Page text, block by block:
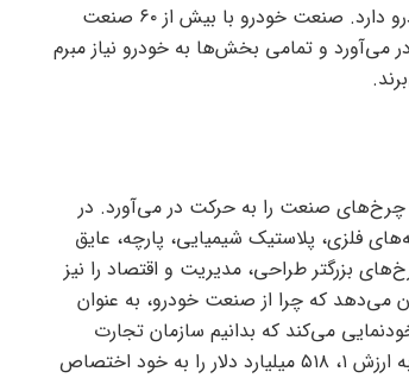
باید بپذیریم که چرخ‌های اقتصاد جهانی وابستگی جدی به صنعت خودرو دارد. صنعت خودرو با بیش از ٦٠ صنعت
می‌آورد و تمامی بخش‌ها به خودرو نیاز مبرم
چرخ‌های صنعت را به حرکت در می‌آورد. در
فلزی، پلاستیک شیمیایی، پارچه، عایق
بزرگتر طراحی، مدیریت و اقتصاد را نیز
می‌دهد که چرا از صنعت خودرو، به عنوان
می‌کند که بدانیم سازمان تجارت
جهانی اعلام کرد در سال ۲۰۲۲ تجارت خودرو ۱۰ درصد از تجارت جهانی به ارزش ۱، ۵۱۸ میلیارد دلار را به خود اختصاص